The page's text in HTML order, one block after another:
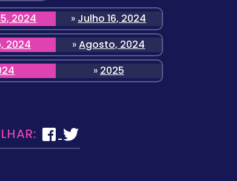
2024 » Julho 16, 2024
2024 »Agosto, 2024
» 2025